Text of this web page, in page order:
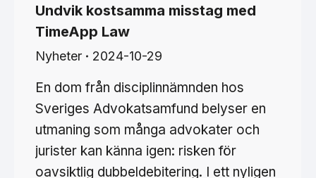
Undvik kostsamma misstag med
TimeApp Law
Nyheter 2024-10-29
En dom från disciplinnämnden hos
Sveriges Advokatsamfund belyser en
utmaning som många advokater och
jurister kan känna igen: risken för
oavsiktlig dubbeldebitering. I ett nyligen